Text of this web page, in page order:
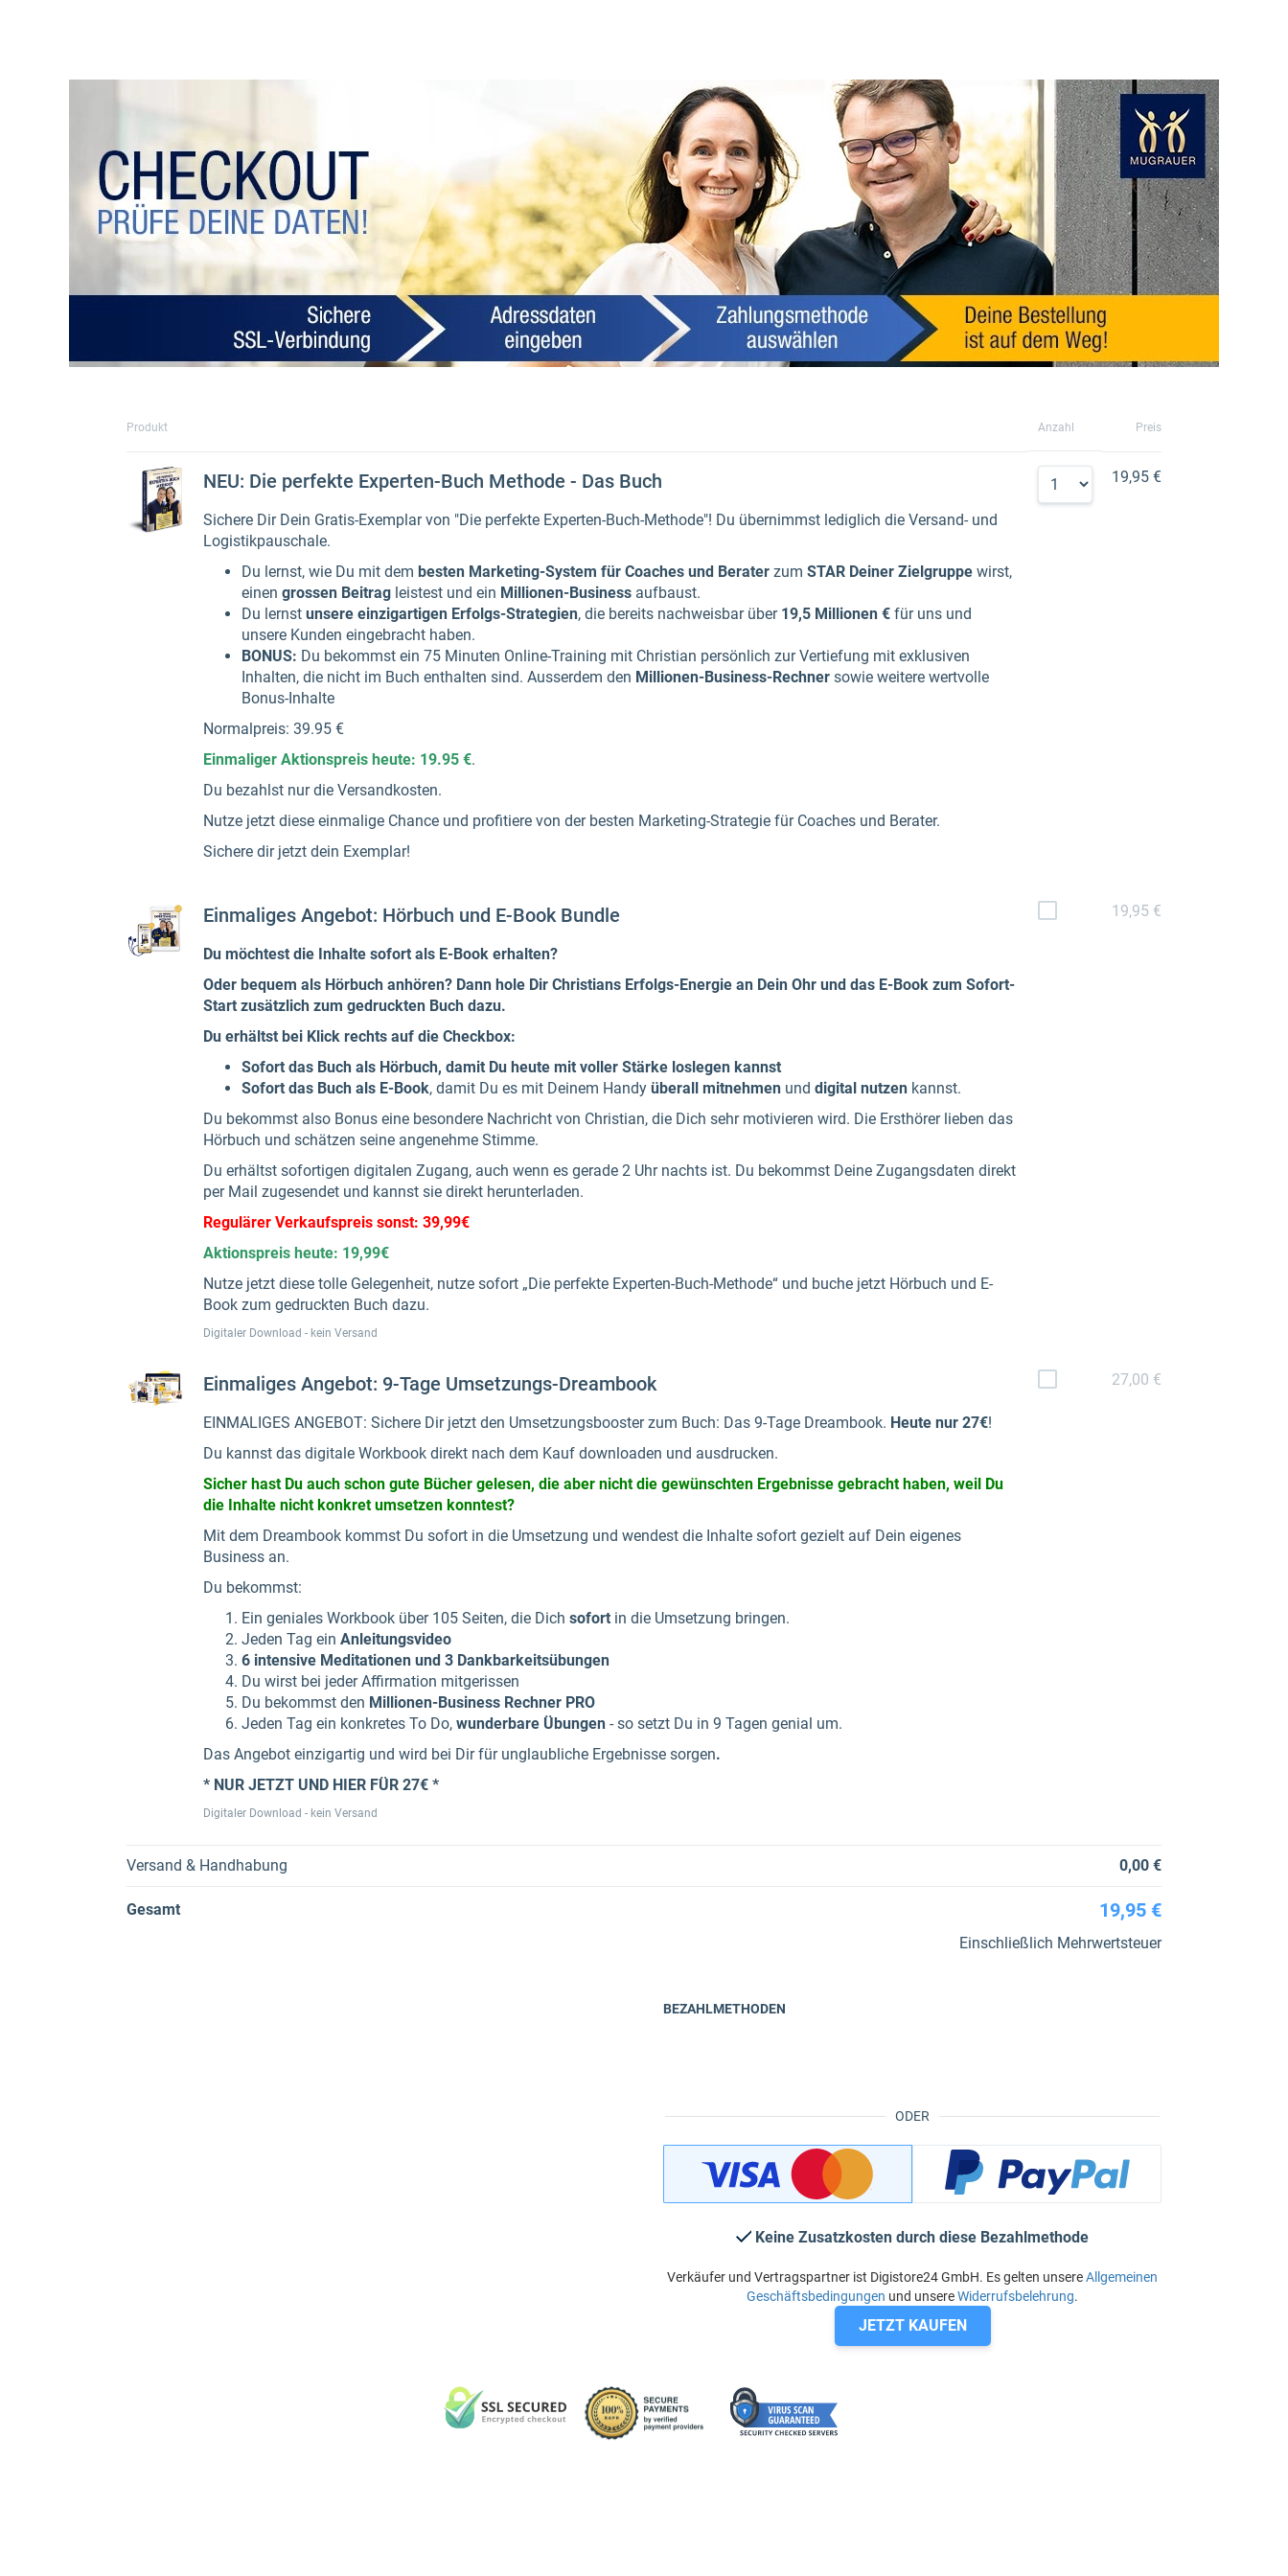
Produkt Anzahl Preis
NEU: Die perfekte Experten-Buch Methode - Das Buch
Sichere Dir Dein Gratis-Exemplar von "Die perfekte Experten-Buch-Methode"! Du übernimmst lediglich die Versand- und
Logistikpauschale.
Du lernst, wie Du mit dem besten Marketing-System für Coaches und Berater zum STAR Deiner Zielgruppe wirst,
einen grossen Beitrag leistest und ein Millionen-Business aufbaust.
Du lernst unsere einzigartigen Erfolgs-Strategien, die bereits nachweisbar über 19,5 Millionen € für uns und
unsere Kunden eingebracht haben.
BONUS: Du bekommst ein 75 Minuten Online-Training mit Christian persönlich zur Vertiefung mit exklusiven
Inhalten, die nicht im Buch enthalten sind. Ausserdem den Millionen-Business-Rechner sowie weitere wertvolle
Bonus-Inhalte
Normalpreis: 39.95 €
Einmaliger Aktionspreis heute: 19.95 €.
Du bezahlst nur die Versandkosten.
Nutze jetzt diese einmalige Chance und profitiere von der besten Marketing-Strategie für Coaches und Berater.
Sichere dir jetzt dein Exemplar!
19,95 €
Einmaliges Angebot: Hörbuch und E-Book Bundle
Du möchtest die Inhalte sofort als E-Book erhalten?
Oder bequem als Hörbuch anhören? Dann hole Dir Christians Erfolgs-Energie an Dein Ohr und das E-Book zum Sofort-
Start zusätzlich zum gedruckten Buch dazu.
Du erhältst bei Klick rechts auf die Checkbox:
Sofort das Buch als Hörbuch, damit Du heute mit voller Stärke loslegen kannst
Sofort das Buch als E-Book, damit Du es mit Deinem Handy überall mitnehmen und digital nutzen kannst.
Du bekommst also Bonus eine besondere Nachricht von Christian, die Dich sehr motivieren wird. Die Ersthörer lieben das
Hörbuch und schätzen seine angenehme Stimme.
Du erhältst sofortigen digitalen Zugang, auch wenn es gerade 2 Uhr nachts ist. Du bekommst Deine Zugangsdaten direkt
per Mail zugesendet und kannst sie direkt herunterladen.
Regulärer Verkaufspreis sonst: 39,99€
Aktionspreis heute: 19,99€
Nutze jetzt diese tolle Gelegenheit, nutze sofort „Die perfekte Experten-Buch-Methode“ und buche jetzt Hörbuch und E-
Book zum gedruckten Buch dazu.
Digitaler Download - kein Versand
19,95 €
Einmaliges Angebot: 9-Tage Umsetzungs-Dreambook
EINMALIGES ANGEBOT: Sichere Dir jetzt den Umsetzungsbooster zum Buch: Das 9-Tage Dreambook. Heute nur 27€!
Du kannst das digitale Workbook direkt nach dem Kauf downloaden und ausdrucken.
Sicher hast Du auch schon gute Bücher gelesen, die aber nicht die gewünschten Ergebnisse gebracht haben, weil Du
die Inhalte nicht konkret umsetzen konntest?
Mit dem Dreambook kommst Du sofort in die Umsetzung und wendest die Inhalte sofort gezielt auf Dein eigenes
Business an.
Du bekommst:
Ein geniales Workbook über 105 Seiten, die Dich sofort in die Umsetzung bringen.
Jeden Tag ein Anleitungsvideo
6 intensive Meditationen und 3 Dankbarkeitsübungen
​Du wirst bei jeder Affirmation mitgerissen
​Du bekommst den Millionen-Business Rechner PRO
​Jeden Tag ein konkretes To Do, wunderbare Übungen - so setzt Du in 9 Tagen genial um.
Das Angebot einzigartig und wird bei Dir für unglaubliche Ergebnisse sorgen.
* NUR JETZT UND HIER FÜR 27€ *
Digitaler Download - kein Versand
27,00 €
Versand & Handhabung 0,00 €
Gesamt 19,95 €
Einschließlich Mehrwertsteuer
ODER
BEZAHLMETHODEN
Keine Zusatzkosten durch diese Bezahlmethode
Verkäufer und Vertragspartner ist Digistore24 GmbH. Es gelten unsereAllgemeinen
Geschäftsbedingungen und unsereWiderrufsbelehrung.
JETZT KAUFEN